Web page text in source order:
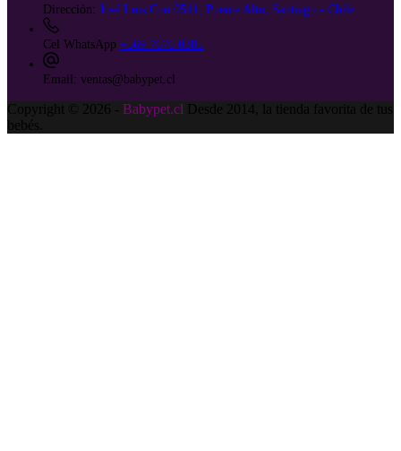
Dirección: José Luis Coo 0541, Puente Alto, Santiago - Chile.
Cel WhatsApp +569 7676 0385
Email: ventas@babypet.cl
Copyright © 2026 - Babypet.cl Desde 2014, la tienda favorita de tus
bebés.